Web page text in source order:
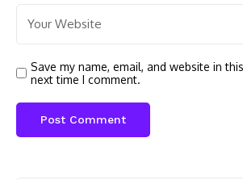
Save my name, email, and website in
next time I comment.